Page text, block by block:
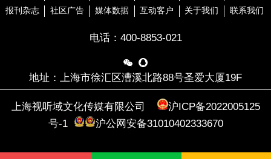
报刊杂志
社区广告 媒体数据 互动客户 关于我们 联系我们
电话： 400-8853-021
 
地址：上海市徐汇区漕溪北路88号圣爱大厦19F
上海视听域文化传媒有限公司
沪ICP备2022005125
号-1
沪公网安备31010402333670